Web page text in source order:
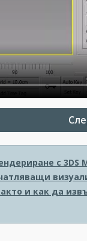
с 3DS
и как да